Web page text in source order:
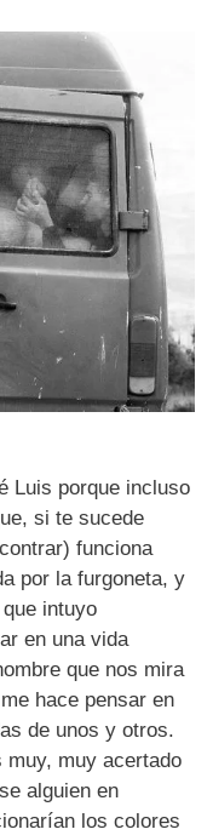
Luis porque incluso
si te sucede
funciona
por la furgoneta, y
intuyo
en una vida
que nos mira
hace pensar en
de unos y otros.
muy, muy acertado
alguien en
los colores